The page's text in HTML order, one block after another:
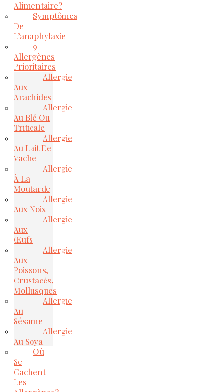
Alimentaire?
Symptômes
De
L’anaphylaxie
9
Allergènes
Prioritaires
Allergie
Aux
Arachides
Allergie
Au Blé Ou
Triticale
Allergie
Au Lait De
Vache
Allergie
À La
Moutarde
Allergie
Aux Noix
Allergie
Aux
Œufs
Allergie
Aux
Poissons,
Crustacés,
Mollusques
Allergie
Au
Sésame
Allergie
Au Soya
Où
Se
Cachent
Les